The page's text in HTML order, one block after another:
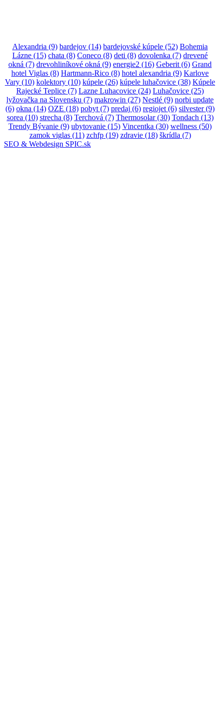
Alexandria (9) bardejov (14) bardejovské kúpele (52) Bohemia
Lázne (15) chata (8) Coneco (8) deti (8) dovolenka (7) drevené
okná (7) drevohliníkové okná (9) energie2 (16) Geberit(6) Grand
hotel Viglas (8) Hartmann-Rico (8) hotel alexandria (9) Karlove
Vary (10) kolektory (10) kúpele (26) kúpele luhačovice (38) Kúpele
Rajecké Teplice (7) Lazne Luhacovice (24) Luhačovice (25)
lyžovačka na Slovensku (7) makrowin (27) Nestlé (9) norbi update
(6) okna (14) OZE (18) pobyt(7) predaj (6) regiojet(6) silvester(9)
sorea(10) strecha(8) Terchová(7) Thermosolar(30) Tondach(13)
Trendy Bývanie (9) ubytovanie (15) Vincentka (30) wellness (50)
zamok viglas(11) zchfp(19) zdravie(18) škrídla(7)
SEO & Webdesign SPIC.sk